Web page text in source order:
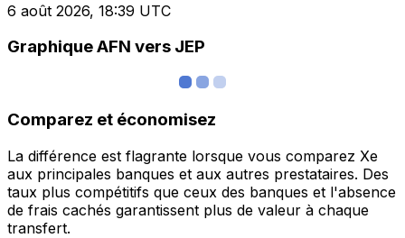
6 août 2026, 18:39 UTC
Graphique AFN vers JEP
Comparez et économisez
La différence est flagrante lorsque vous comparez Xe
aux principales banques et aux autres prestataires. Des
taux plus compétitifs que ceux des banques et l'absence
de frais cachés garantissent plus de valeur à chaque
transfert.